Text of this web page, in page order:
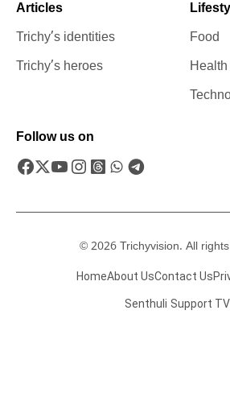
Articles
Trichy’s identities
Trichy’s heroes
Food
Health
Follow us on
© 2026 Trichyvision. All
HomeAbout UsContact Us
Senthuli Support